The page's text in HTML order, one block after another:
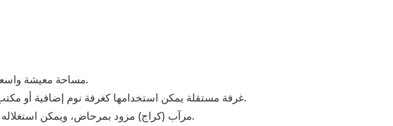
مساحة معيشة واسعة تضم غرفتي نوم وصالوناً كبيراً.
غرفة مستقلة يمكن استخدامها كغرفة نوم إضافية أو مكتب أو مساحة متعددة الاستعمالات.
مرآب (كراج) مزود بمرحاض، ويمكن استغلاله أو تأجيره كمحل أو نشاط تجاري.